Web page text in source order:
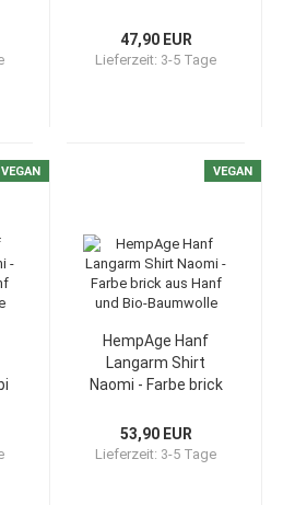
Baumwolle
47,90 EUR
Lieferzeit: 3-5 Tage
VEGAN VEGAN
HempAge Hanf
Langarm Shirt
Naomi - Farbe brick
Baumwolle
53,90 EUR
Lieferzeit: 3-5 Tage